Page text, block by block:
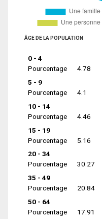
ÂGE DE LA POPULATION
0 - 4
Pourcentage
4.78
5 - 9
Pourcentage
4.1
10 - 14
Pourcentage
4.46
15 - 19
Pourcentage
5.16
20 - 34
Pourcentage
30.27
35 - 49
Pourcentage
20.84
50 - 64
Pourcentage
17.91